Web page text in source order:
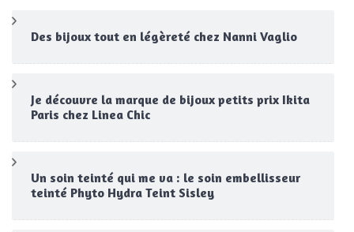
Des bijoux tout en légèreté chez Nanni Vaglio
Je découvre la marque de bijoux petits prix Ikita
Paris chez Linea Chic
Un soin teinté qui me va : le soin embellisseur
teinté Phyto Hydra Teint Sisley